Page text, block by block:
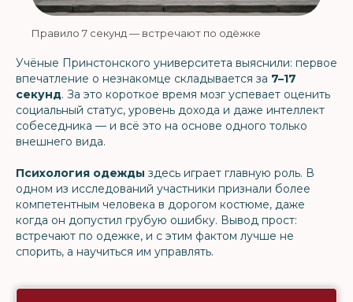
Правило 7 секунд — встречают по одёжке
Учёные Принстонского университета выяснили: первое
впечатление о незнакомце складывается за 7–17
секунд. За это короткое время мозг успевает оценить
социальный статус, уровень дохода и даже интеллект
собеседника — и всё это на основе одного только
внешнего вида.
Психология одежды здесь играет главную роль. В
одном из исследований участники признали более
компетентным человека в дорогом костюме, даже
когда он допустил грубую ошибку. Вывод прост:
встречают по одежке, и с этим фактом лучше не
спорить, а научиться им управлять.